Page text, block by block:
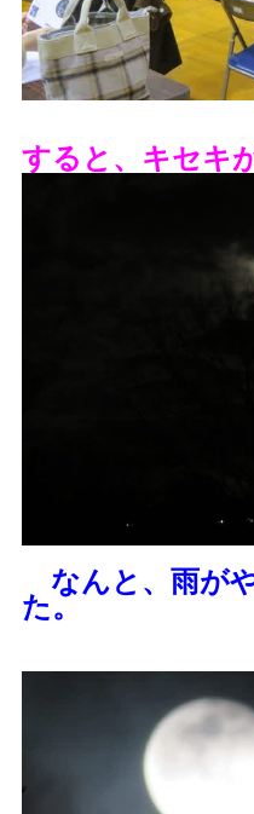
すると、キセキ
なんと、雨が
た。